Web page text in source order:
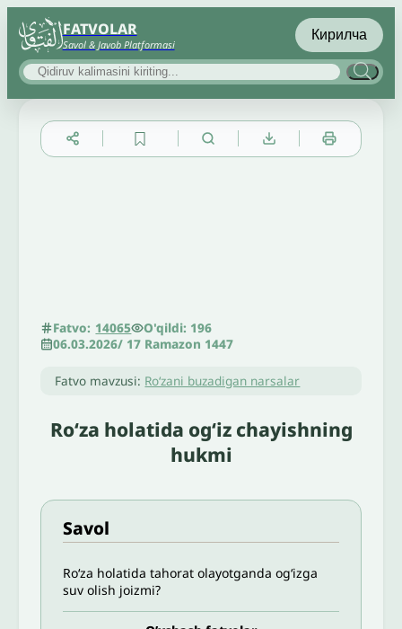
FATVOLAR
Savol & Javob Platformasi
Кирилча
Fatvo: 14065
O'qildi: 196
06.03.2026/ 17 Ramazon 1447
Fatvo mavzusi: Roʻzani buzadigan narsalar
Ro‘za holatida og‘iz chayishning
hukmi
Savol
Ro‘za holatida tahorat olayotganda og‘izga
suv olish joizmi?